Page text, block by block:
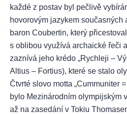
každé z postav byl pečlivě
hovorovým jazykem současných
baron Coubertin, který
s oblibou využívá archaické řeči
zaznívá jeho krédo „Rychleji –
Altius – Fortius), které se stalo
Čtvrté slovo motta „Cummuniter
bylo Mezinárodním olympijským
až na zasedání v Tokiu